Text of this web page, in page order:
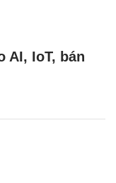
AI, IoT, bán